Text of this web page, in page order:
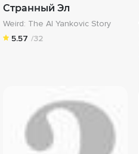
Странный Эл
Weird: The Al Yankovic Story
5.57 /32